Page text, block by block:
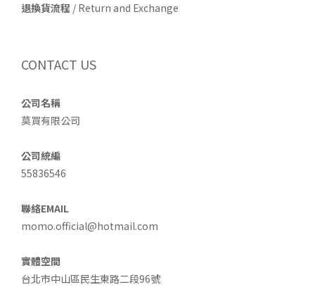
退換貨流程 / Return and Exchange
CONTACT US
公司名稱
莫買有限公司
公司統編
55836546
聯絡EMAIL
momo.official@hotmail.com
實體空間
台北市中山區民生東路二段96號